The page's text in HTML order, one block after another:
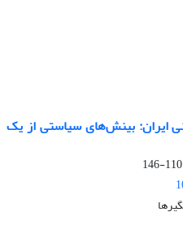
ایران: بینش‌های سیاستی از یک
110-146